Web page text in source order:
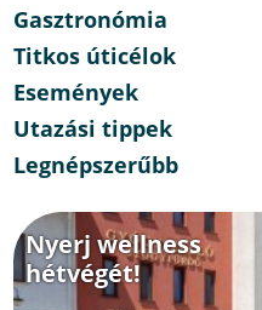
Gasztronómia
Titkos úticélok
Események
Utazási tippek
Legnépszerűbb
Nyerj wellness
hétvégét!